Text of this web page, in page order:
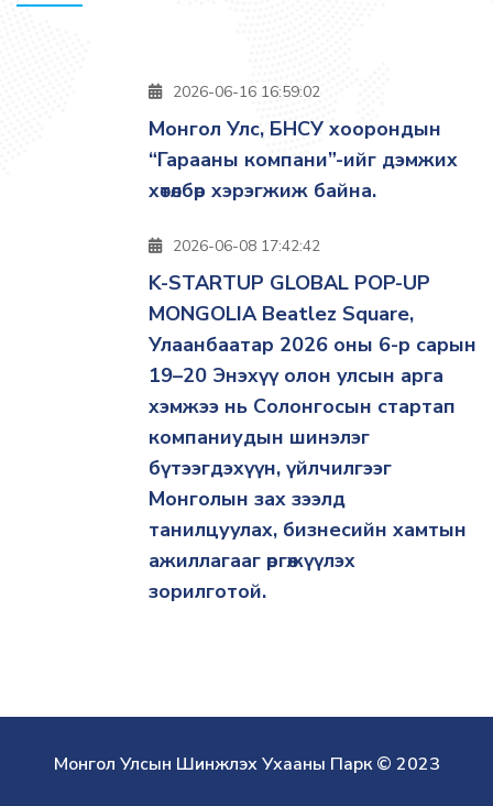
2026-06-16 16:59:02
Монгол Улс, БНСУ хоорондын
“Гарааны компани”-ийг дэмжих
хөтөлбөр хэрэгжиж байна.
2026-06-08 17:42:42
K-STARTUP GLOBAL POP-UP
MONGOLIA Beatlez Square,
Улаанбаатар 2026 оны 6-р сарын
19–20 Энэхүү олон улсын арга
хэмжээ нь Солонгосын стартап
компаниудын шинэлэг
бүтээгдэхүүн, үйлчилгээг
Монголын зах зээлд
танилцуулах, бизнесийн хамтын
ажиллагааг өргөжүүлэх
зорилготой.
Монгол Улсын Шинжлэх Ухааны Парк © 2023